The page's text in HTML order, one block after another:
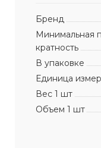
Бренд
Минимальная
кратность
В упаковке
Единица
Вес 1 шт
Объем 1 шт